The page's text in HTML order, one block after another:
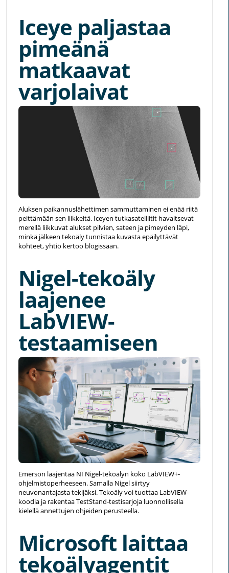
Iceye paljastaa
pimeänä
matkaavat
varjolaivat
Aluksen paikannuslähettimen sammuttaminen ei enää riitä
peittämään sen liikkeitä. Iceyen tutkasatelliitit havaitsevat
merellä liikkuvat alukset pilvien, sateen ja pimeyden läpi,
minkä jälkeen tekoäly tunnistaa kuvasta epäilyttävät
kohteet, yhtiö kertoo blogissaan.
Nigel-tekoäly
laajenee
LabVIEW-
testaamiseen
Emerson laajentaa NI Nigel-tekoälyn koko LabVIEW+-
ohjelmistoperheeseen. Samalla Nigel siirtyy
neuvonantajasta tekijäksi. Tekoäly voi tuottaa LabVIEW-
koodia ja rakentaa TestStand-testisarjoja luonnollisella
kielellä annettujen ohjeiden perusteella.
Microsoft laittaa
tekoälyagentit